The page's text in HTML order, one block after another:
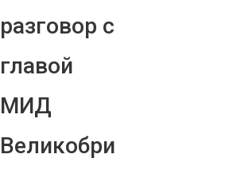
разговор с
главой
МИД
Великобри